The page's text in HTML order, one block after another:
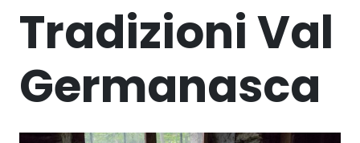
Tradizioni Val
Germanasca